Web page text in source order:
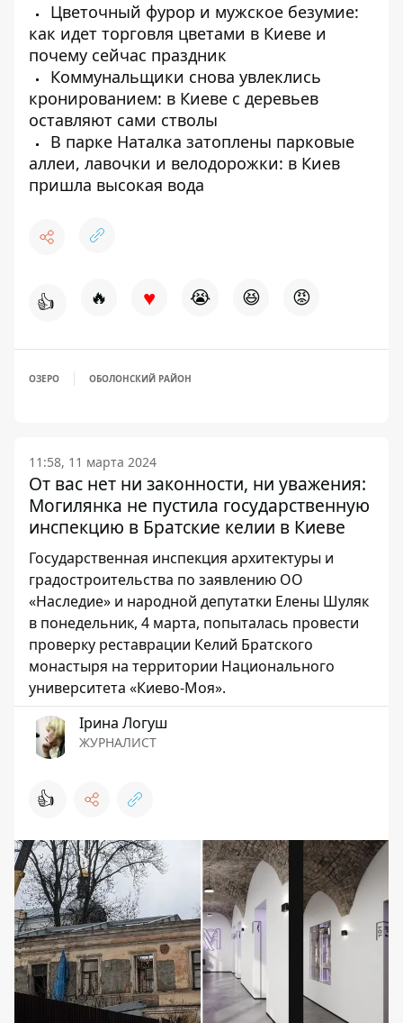
Цветочный фурор и мужское безумие:
как идет торговля цветами в Киеве и
почему сейчас праздник
Коммунальщики снова увлеклись
кронированием: в Киеве с деревьев
оставляют сами стволы
В парке Наталка затоплены парковые
аллеи, лавочки и велодорожки: в Киев
пришла высокая вода
👍 🔥 ♥ 😭 😆 😡
ОЗЕРО ОБОЛОНСКИЙ РАЙОН
11:58, 11 марта 2024
От вас нет ни законности, ни уважения:
Могилянка не пустила государственную
инспекцию в Братские келии в Киеве
Государственная инспекция архитектуры и
градостроительства по заявлению ОО
«Наследие» и народной депутатки Елены Шуляк
в понедельник, 4 марта, попыталась провести
проверку реставрации Келий Братского
монастыря на территории Национального
университета «Киево-Моя».
Ірина Логуш
ЖУРНАЛИСТ
👍